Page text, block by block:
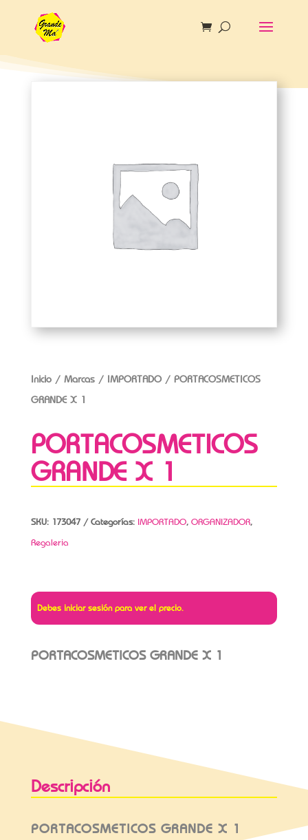
Inicio/ Marcas/ IMPORTADO/ PORTACOSMETICOS
GRANDE X 1
PORTACOSMETICOS
GRANDE X 1
SKU: 173047 Categorías: IMPORTADO, ORGANIZADOR,
Regaleria
Debes iniciar sesión para ver el precio.
PORTACOSMETICOS GRANDE X 1
Descripción
PORTACOSMETICOS GRANDE X 1